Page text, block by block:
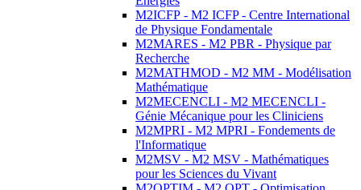
M2ICFP - M2 ICFP - Centre International
de Physique Fondamentale
M2MARES - M2 PBR - Physique par
Recherche
M2MATHMOD - M2 MM - Modélisation
Mathématique
M2MECENCLI - M2 MECENCLI -
Génie Mécanique pour les Cliniciens
M2MPRI - M2 MPRI - Fondements de
l'Informatique
M2MSV - M2 MSV - Mathématiques
pour les Sciences du Vivant